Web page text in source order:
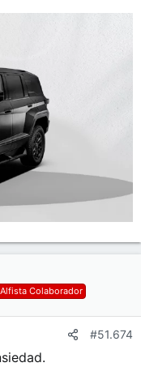
Alfista Colaborador
#51.674